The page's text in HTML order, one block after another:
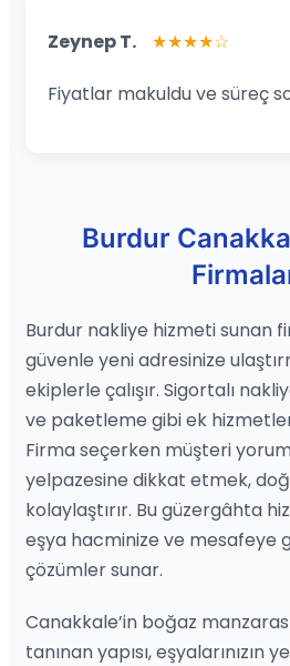
Zeynep T. ★★★★☆
Fiyatlar makuldu ve süreç
Burdur
Burdur nakliye hizmeti sunan
güvenle yeni adresinize
ekiplerle çalışır. Sigortalı
ve paketleme gibi ek
Firma seçerken müşteri
yelpazesine dikkat etmek,
kolaylaştırır. Bu güzergâhta
eşya hacminize ve mesafeye
çözümler sunar.
Canakkale’in boğaz
tanınan yapısı, eşyalarınızın